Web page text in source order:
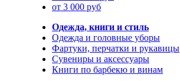
от 3 000 руб
Одежда, книги и стиль
Одежда и головные уборы
Фартуки, перчатки и рукавицы
Сувениры и аксессуары
Книги по барбекю и винам